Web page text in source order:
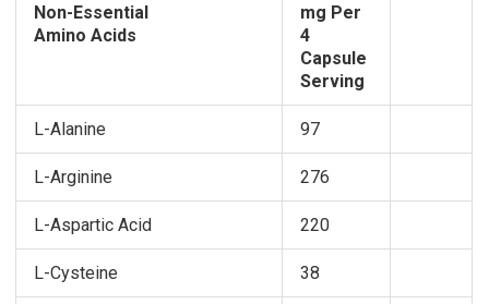
Non-Essential
Amino Acids
mg Per
4
Capsule
Serving
L-Alanine 97
L-Arginine 276
L-Aspartic Acid 220
L-Cysteine 38